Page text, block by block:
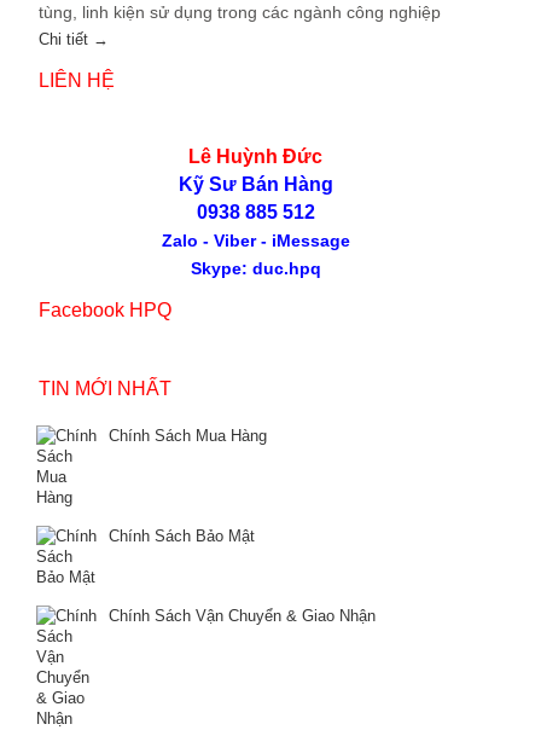
tùng, linh kiện sử dụng trong các ngành công nghiệp
Chi tiết →
LIÊN HỆ
Lê Huỳnh Đức
Kỹ Sư Bán Hàng
0938 885 512
Zalo - Viber - iMessage
Skype: duc.hpq
Facebook HPQ
TIN MỚI NHẤT
Chính Sách Mua Hàng
Chính Sách Bảo Mật
Chính Sách Vận Chuyển & Giao Nhận